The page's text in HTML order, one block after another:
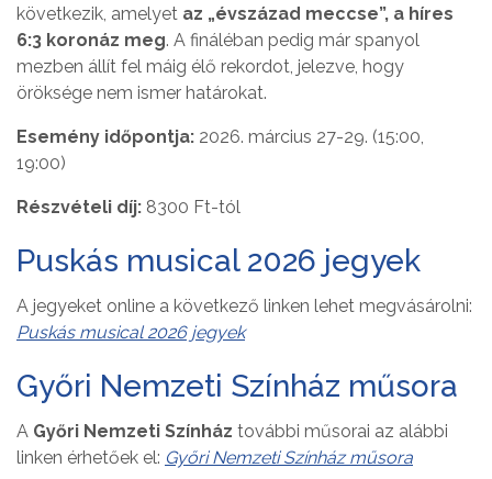
következik, amelyet az „évszázad meccse”, a híres
6:3 koronáz meg. A fináléban pedig már spanyol
mezben állít fel máig élő rekordot, jelezve, hogy
öröksége nem ismer határokat.
Esemény időpontja: 2026. március 27-29. (15:00,
19:00)
Részvételi díj: 8300 Ft-tól
Puskás musical 2026 jegyek
A jegyeket online a következő linken lehet megvásárolni:
Puskás musical 2026 jegyek
Győri Nemzeti Színház műsora
A Győri Nemzeti Színház további műsorai az alábbi
linken érhetőek el: Győri Nemzeti Színház műsora